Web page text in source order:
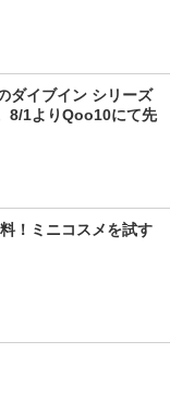
ダイブイン シリーズ
8/1よりQoo10にて先
！ミニコスメを試す